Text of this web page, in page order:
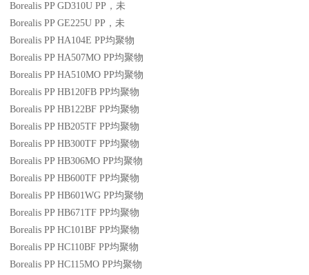
Borealis PP GD310U PP ，未
Borealis PP GE225U PP ，未
Borealis PP HA104E PP均聚物
Borealis PP HA507MO PP均聚物
Borealis PP HA510MO PP均聚物
Borealis PP HB120FB PP均聚物
Borealis PP HB122BF PP均聚物
Borealis PP HB205TF PP均聚物
Borealis PP HB300TF PP均聚物
Borealis PP HB306MO PP均聚物
Borealis PP HB600TF PP均聚物
Borealis PP HB601WG PP均聚物
Borealis PP HB671TF PP均聚物
Borealis PP HC101BF PP均聚物
Borealis PP HC110BF PP均聚物
Borealis PP HC115MO PP均聚物